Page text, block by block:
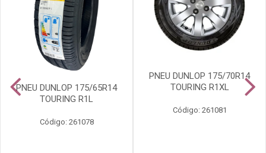
PNEU DUNLOP 175/65R14
TOURING R1L
Código: 261078
PNEU DUNLOP 175/70R14
TOURING R1XL
Código: 261081